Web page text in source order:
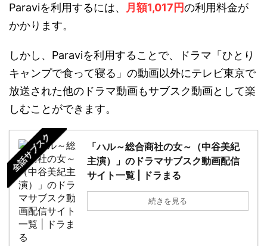
Paraviを利用するには、 月額1,017円の利用料金が
かかります。
しかし、Paraviを利用することで、ドラマ「ひとり
キャンプで食って寝る」の動画以外にテレビ東京で
放送された他のドラマ動画もサブスク動画として楽
しむことができます。
全話サブスク
「ハル～総合商社の女～（中谷美紀
主演）」のドラマサブスク動画配信
サイト一覧 | ドラまる
続きを見る